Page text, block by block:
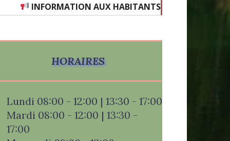
Next
post:
INFORMATION AUX HABITANTS
HORAIRES
Lundi 08:00 - 12:00 | 13:30 - 17:00
Mardi 08:00 - 12:00 | 13:30 -
17:00